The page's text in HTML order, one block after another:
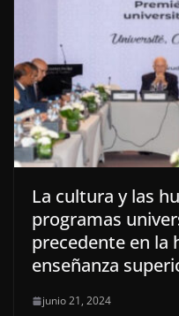
La cultura y las
programas
precedente en la
enseñanza
junio 21, 2024